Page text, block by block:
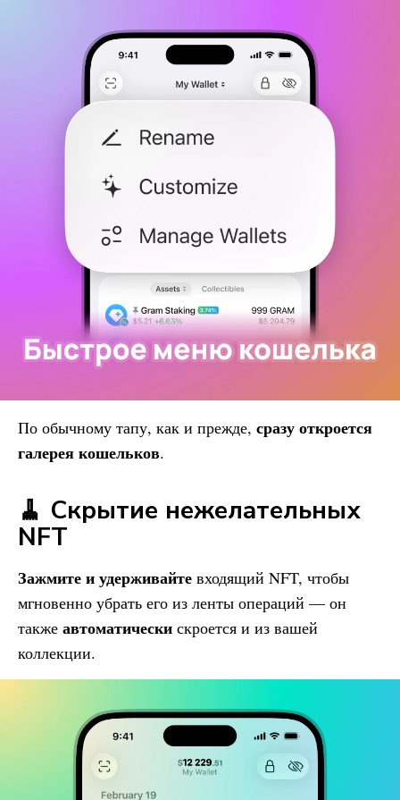
По обычному тапу, как и прежде, сразу откроется
галерея кошельков.
🧹 Скрытие нежелательных
NFT
Зажмите и удерживайте входящий NFT, чтобы
мгновенно убрать его из ленты операций — он
также автоматически скроется и из вашей
коллекции.